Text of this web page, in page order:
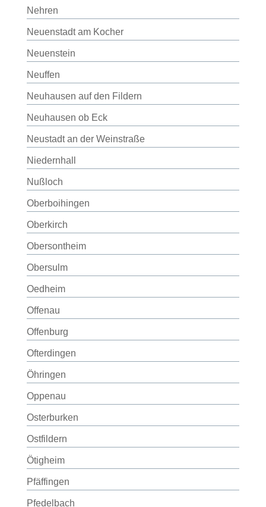
Nehren
Neuenstadt am Kocher
Neuenstein
Neuffen
Neuhausen auf den Fildern
Neuhausen ob Eck
Neustadt an der Weinstraße
Niedernhall
Nußloch
Oberboihingen
Oberkirch
Obersontheim
Obersulm
Oedheim
Offenau
Offenburg
Ofterdingen
Öhringen
Oppenau
Osterburken
Ostfildern
Ötigheim
Pfäffingen
Pfedelbach